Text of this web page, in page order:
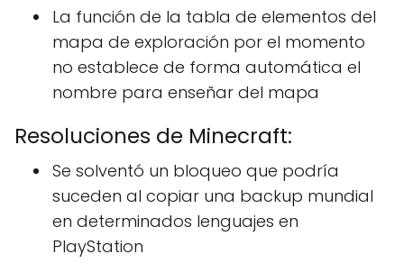
La función de la tabla de elementos del
mapa de exploración por el momento
no establece de forma automática el
nombre para enseñar del mapa
Resoluciones de Minecraft:
Se solventó un bloqueo que podría
suceden al copiar una backup mundial
en determinados lenguajes en
PlayStation